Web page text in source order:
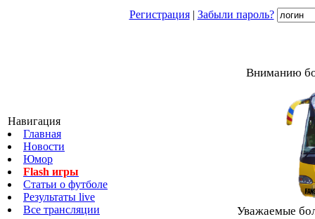
Регистрация| Забыли пароль?
Навигация
Главная
Новости
Юмор
Flash игры
Статьи о футболе
Результаты live
Все трансляции
Вниманию
Уважаемые